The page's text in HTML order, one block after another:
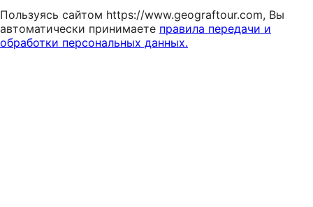
Пользуясь сайтом https://www.geograftour.com, Вы
автоматически принимаете правила передачи и
обработки персональных данных.